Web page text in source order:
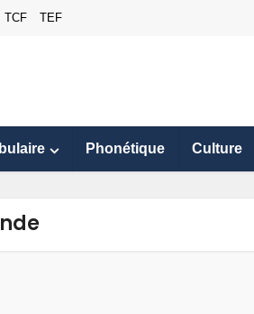
TCF TEF
Phonétique Culture